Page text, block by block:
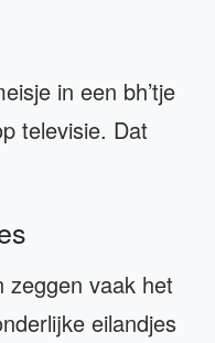
in een bh’tje
televisie. Dat
zeggen vaak het
eilandjes